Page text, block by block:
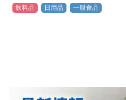
飲料品 日用品 一般食品